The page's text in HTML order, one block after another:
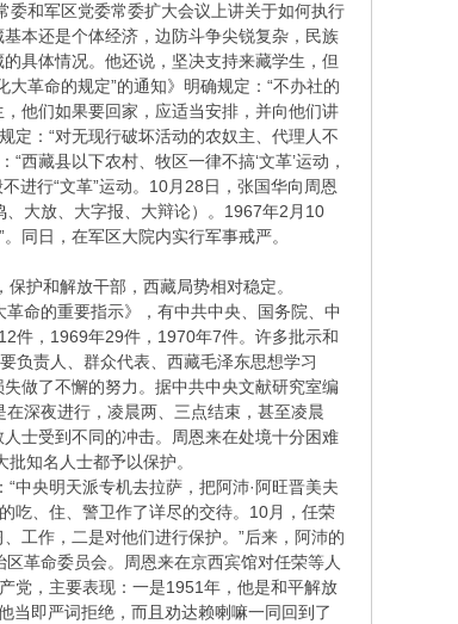
委和军区党委常委扩大会议上讲关于如何执行
本还是个体经济，边防斗争尖锐复杂，民族
具体情况。他还说，坚决支持来藏学生，但
革命的规定”的通知》明确规定：“不办社的
他们如果要回家，应适当安排，并向他们讲
定：“对无现行破坏活动的农奴主、代理人不
西藏县以下农村、牧区一律不搞‘文革’运动，
进行“文革”运动。10月28日，张国华向周恩
大放、大字报、大辩论）。1967年2月10
同日，在军区大院内实行军事戒严。
护和解放干部，西藏局势相对稳定。
命的重要指示》，有中共中央、国务院、中
件，1969年29件，1970年7件。许多批示和
负责人、群众代表、西藏毛泽东思想学习
做了不懈的努力。据中共中央文献研究室编
在深夜进行，凌晨两、三点结束，甚至凌晨
士受到不同的冲击。周恩来在处境十分困难
知名人士都予以保护。
央明天派专机去拉萨，把阿沛·阿旺晋美夫
吃、住、警卫作了详尽的交待。10月，任荣
工作，二是对他们进行保护。”后来，阿沛的
革命委员会。周恩来在京西宾馆对任荣等人
党，主要表现：一是1951年，他是和平解放
当即严词拒绝，而且劝达赖喇嘛一同回到了